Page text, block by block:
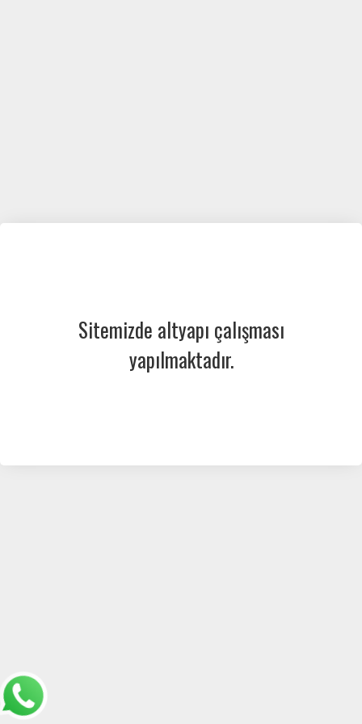
Sitemizde altyapı çalışması
yapılmaktadır.